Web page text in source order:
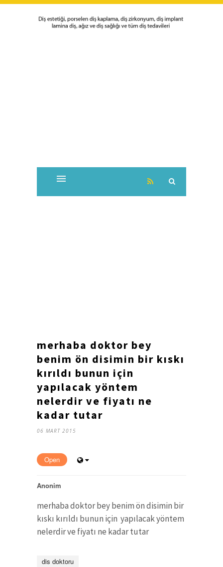
merhaba doktor bey
benim ön disimin bir kıskı
kırıldı bunun için
yapılacak yöntem
nelerdir ve fiyatı ne
kadar tutar
06 MART 2015
Open
Anonim
merhaba doktor bey benim ön disimin bir
kıskı kırıldı bunun için yapılacak yöntem
nelerdir ve fiyatı ne kadar tutar
dis doktoru